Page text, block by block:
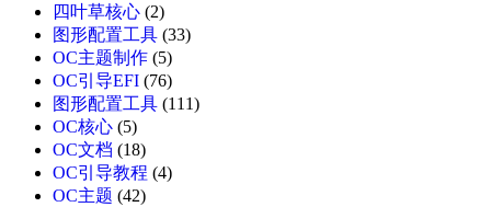
四叶草核心 (2)
图形配置工具 (33)
OC主题制作 (5)
OC引导EFI (76)
图形配置工具 (111)
OC核心 (5)
OC文档 (18)
OC引导教程 (4)
OC主题 (42)